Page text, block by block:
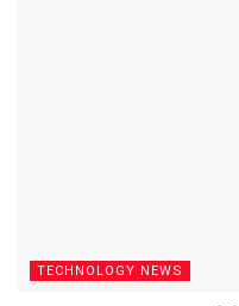
TECHNOLOGY NEWS